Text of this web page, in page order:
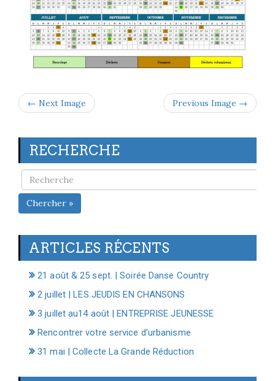
← Next Image Previous Image →
RECHERCHE
Chercher »
ARTICLES RÉCENTS
21 août & 25 sept. | Soirée Danse Country
2 juillet | LES JEUDIS EN CHANSONS
3 juillet au14 août | ENTREPRISE JEUNESSE
Rencontrer votre service d’urbanisme
31 mai | Collecte La Grande Réduction